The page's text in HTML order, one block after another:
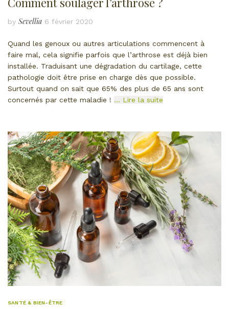
by Sevellia 6 février 2020
Quand les genoux ou autres articulations commencent à
faire mal, cela signifie parfois que l’arthrose est déjà bien
installée. Traduisant une dégradation du cartilage, cette
pathologie doit être prise en charge dès que possible.
Surtout quand on sait que 65% des plus de 65 ans sont
concernés par cette maladie ! … Lire la suite
SANTÉ & BIEN-ÊTRE